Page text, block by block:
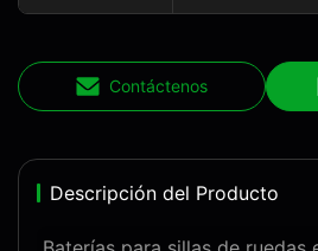
Contáctenos
Descripción del Producto